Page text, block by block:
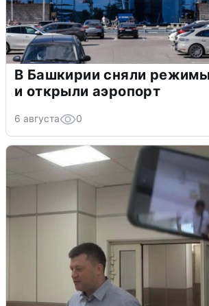
В Башкирии сняли
и открыли аэропорт
6 августа 0